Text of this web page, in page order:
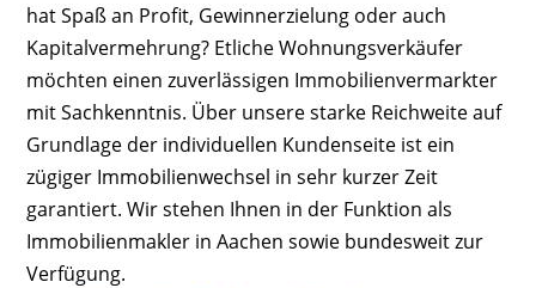
hat Spaß an Profit, Gewinnerzielung oder auch
Kapitalvermehrung? Etliche Wohnungsverkäufer
möchten einen zuverlässigen Immobilienvermarkter
mit Sachkenntnis. Über unsere starke Reichweite auf
Grundlage der individuellen Kundenseite ist ein
zügiger Immobilienwechsel in sehr kurzer Zeit
garantiert. Wir stehen Ihnen in der Funktion als
Immobilienmakler in Aachen sowie bundesweit zur
Verfügung.